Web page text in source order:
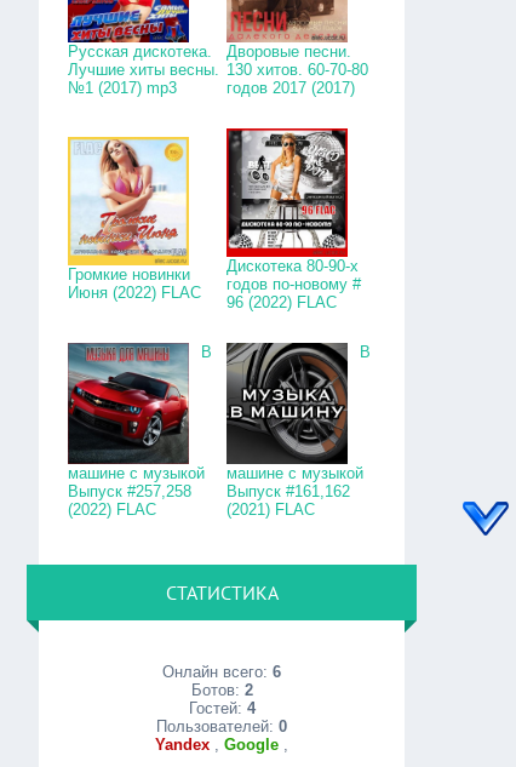
Русская дискотека.
Лучшие хиты весны.
№1 (2017) mp3
Дворовые песни.
130 хитов. 60-70-80
годов 2017 (2017)
Громкие новинки
Июня (2022) FLAC
Дискотека 80-90-х
годов по-новому #
96 (2022) FLAC
В
машине с музыкой
Выпуск #257,258
(2022) FLAC
В
машине с музыкой
Выпуск #161,162
(2021) FLAC
СТАТИСТИКА
Онлайн всего:6
Ботов: 2
Гостей: 4
Пользователей:0
Yandex ,Google ,